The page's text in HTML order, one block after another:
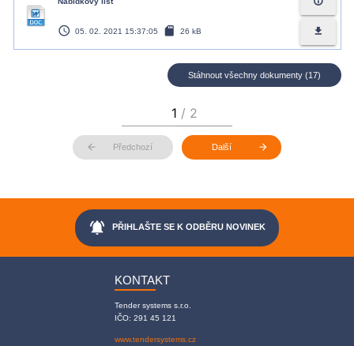
access_time 05. 02. 2021 15:37:05 sd_card 26 kB file_download
Stáhnout všechny dokumenty (17)
arrow_back Předchozí Další arrow_forward
notifications_active PŘIHLAŠTE SE K ODBĚRU NOVINEK
KONTAKT
Tender systems s.r.o.
IČO: 291 45 121
www.tendersystems.cz